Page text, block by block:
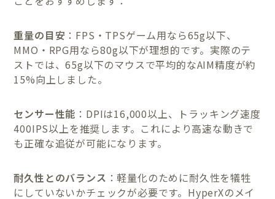
重量の目安 ：FPS・TPSゲーム用なら65g以下、
MMO・RPG用なら80g以下が理想的です。実際のテ
ストでは、65g以下のマウスで平均的なAIM精度が約
15%向上しました。
センサー性能 ：DPIは16,000以上、トラッキング速度
400IPS以上を推奨します。これにより高速な動きで
も正確な追従が可能になります。
耐久性とのバランス ：軽量化のために耐久性を犠牲
にしていないかチェックが必要です。HyperXのメイ